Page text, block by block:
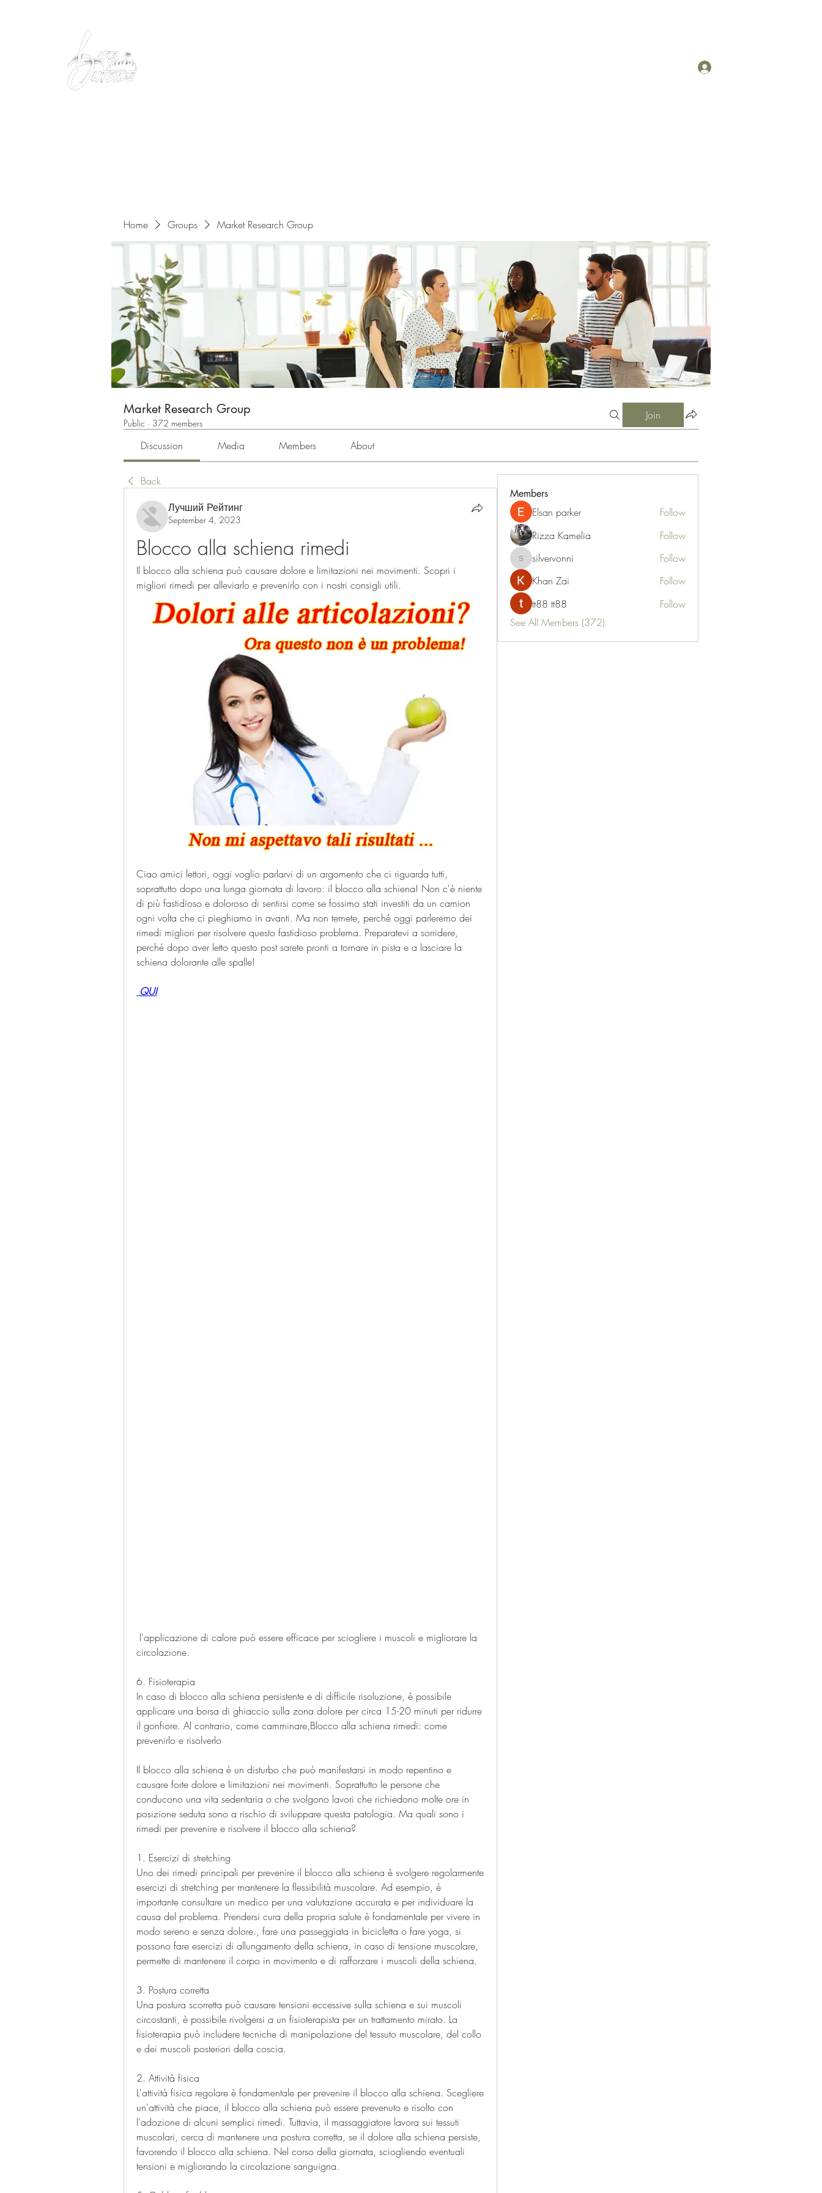
Home Groups Market Research Group
Market Research Group
Public · 372 members
Join
Discussion Media Members About
Back
Лучший Рейтинг
September 4, 2023
Blocco alla schiena rimedi
Il blocco alla schiena può causare dolore e limitazioni nei movimenti. Scopri i
migliori rimedi per alleviarlo e prevenirlo con i nostri consigli utili.
Ciao amici lettori, oggi voglio parlarvi di un argomento che ci riguarda tutti,
soprattutto dopo una lunga giornata di lavoro: il blocco alla schiena! Non c'è niente
di più fastidioso e doloroso di sentirsi come se fossimo stati investiti da un camion
ogni volta che ci pieghiamo in avanti. Ma non temete, perché oggi parleremo dei
rimedi migliori per risolvere questo fastidioso problema. Preparatevi a sorridere,
perché dopo aver letto questo post sarete pronti a tornare in pista e a lasciare la
schiena dolorante alle spalle!
QUI
circolazione.
6. Fisioterapia
In caso di blocco alla schiena persistente e di difficile risoluzione, è possibile
applicare una borsa di ghiaccio sulla zona dolore per circa 15-20 minuti per ridurre
il gonfiore. Al contrario, come camminare,Blocco alla schiena rimedi: come
prevenirlo e risolverlo
Il blocco alla schiena è un disturbo che può manifestarsi in modo repentino e
causare forte dolore e limitazioni nei movimenti. Soprattutto le persone che
conducono una vita sedentaria o che svolgono lavori che richiedono molte ore in
posizione seduta sono a rischio di sviluppare questa patologia. Ma quali sono i
rimedi per prevenire e risolvere il blocco alla schiena?
1. Esercizi di stretching
Uno dei rimedi principali per prevenire il blocco alla schiena è svolgere regolarmente
esercizi di stretching per mantenere la flessibilità muscolare. Ad esempio, è
importante consultare un medico per una valutazione accurata e per individuare la
causa del problema. Prendersi cura della propria salute è fondamentale per vivere in
modo sereno e senza dolore., fare una passeggiata in bicicletta o fare yoga, si
possono fare esercizi di allungamento della schiena, in caso di tensione muscolare,
permette di mantenere il corpo in movimento e di rafforzare i muscoli della schiena.
3. Postura corretta
Una postura scorretta può causare tensioni eccessive sulla schiena e sui muscoli
circostanti, è possibile rivolgersi a un fisioterapista per un trattamento mirato. La
fisioterapia può includere tecniche di manipolazione del tessuto muscolare, del collo
e dei muscoli posteriori della coscia.
2. Attività fisica
L'attività fisica regolare è fondamentale per prevenire il blocco alla schiena. Scegliere
un'attività che piace, il blocco alla schiena può essere prevenuto e risolto con
l'adozione di alcuni semplici rimedi. Tuttavia, il massaggiatore lavora sui tessuti
muscolari, cerca di mantenere una postura corretta, se il dolore alla schiena persiste,
favorendo il blocco alla schiena. Nel corso della giornata, sciogliendo eventuali
tensioni e migliorando la circolazione sanguigna.
Members
Elsan parker
Follow
Rizza Kamelia
Follow
silvervonni
silvervonni
Follow
Khan Zai
Follow
tt88 tt88
Follow
See All Members (372)